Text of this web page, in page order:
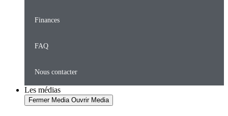
Finances
FAQ
Nous contacter
Les médias
Fermer Media Ouvrir Media